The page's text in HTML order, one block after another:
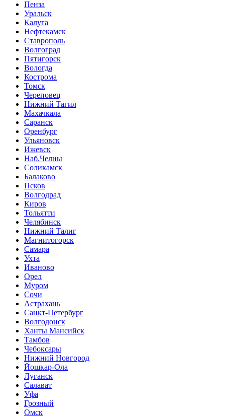
Пенза
Уральск
Калуга
Нефтекамск
Ставрополь
Волгоград
Пятигорск
Вологда
Кострома
Томск
Череповец
Нижний Тагил
Махачкала
Саранск
Оренбург
Ульяновск
Ижевск
Наб.Челны
Соликамск
Балаково
Псков
Волгодрад
Киров
Тольятти
Челябинск
Нижний Талиг
Магнитогорск
Самара
Ухта
Иваново
Орел
Муром
Сочи
Астрахань
Санкт-Петербург
Волгодонск
Ханты Мансийск
Тамбов
Чебоксары
Нижний Новгород
Йошкар-Ола
Луганск
Салават
Уфа
Грозный
Омск